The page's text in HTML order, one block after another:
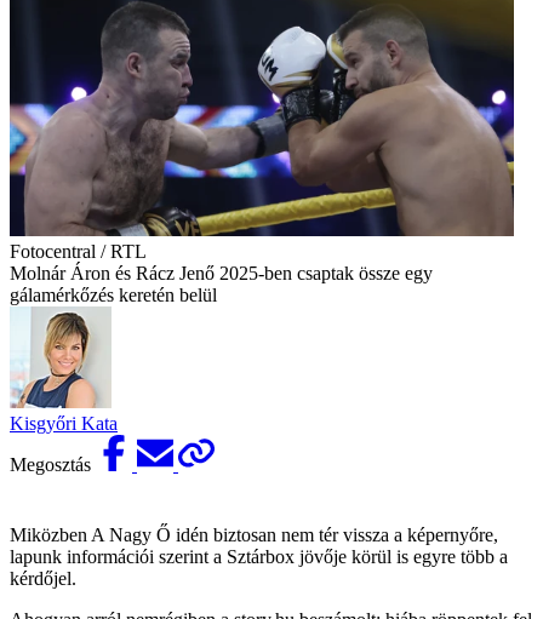
Fotocentral / RTL
Molnár Áron és Rácz Jenő 2025-ben csaptak össze egy
gálamérkőzés keretén belül
Kisgyőri Kata
Megosztás
Miközben A Nagy Ő idén biztosan nem tér vissza a képernyőre,
lapunk információi szerint a Sztárbox jövője körül is egyre több a
kérdőjel.